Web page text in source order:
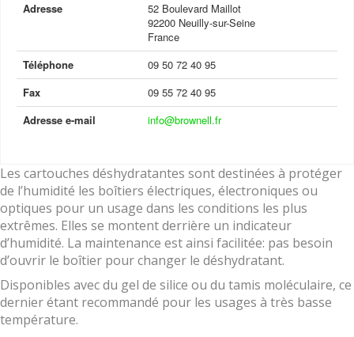
Adresse
52 Boulevard Maillot
92200 Neuilly-sur-Seine
France
Téléphone
09 50 72 40 95
Fax
09 55 72 40 95
Adresse e-mail
info@brownell.fr
Les cartouches déshydratantes sont destinées à protéger
de l’humidité les boîtiers électriques, électroniques ou
optiques pour un usage dans les conditions les plus
extrêmes. Elles se montent derrière un indicateur
d’humidité. La maintenance est ainsi facilitée: pas besoin
d’ouvrir le boîtier pour changer le déshydratant.
Disponibles avec du gel de silice ou du tamis moléculaire, ce
dernier étant recommandé pour les usages à très basse
température.